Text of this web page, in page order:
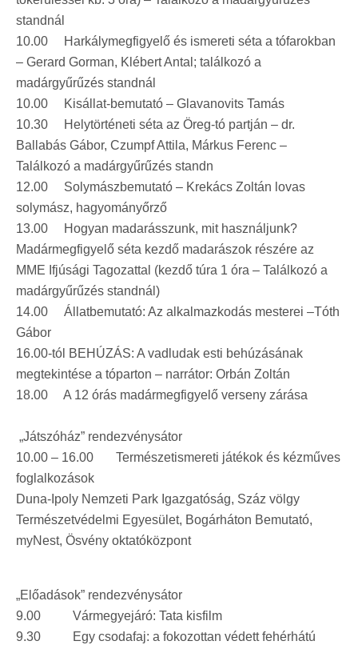
standnál
10.00 Harkálymegfigyelő és ismereti séta a tófarokban
– Gerard Gorman, Klébert Antal; találkozó a
madárgyűrűzés standnál
10.00 Kisállat-bemutató – Glavanovits Tamás
10.30 Helytörténeti séta az Öreg-tó partján – dr.
Ballabás Gábor, Czumpf Attila, Márkus Ferenc –
Találkozó a madárgyűrűzés standn
12.00 Solymászbemutató – Krekács Zoltán lovas
solymász, hagyományőrző
13.00 Hogyan madarásszunk, mit használjunk?
Madármegfigyelő séta kezdő madarászok részére az
MME Ifjúsági Tagozattal (kezdő túra 1 óra – Találkozó a
madárgyűrűzés standnál)
14.00 Állatbemutató: Az alkalmazkodás mesterei –Tóth
Gábor
16.00-tól BEHÚZÁS: A vadludak esti behúzásának
megtekintése a tóparton – narrátor: Orbán Zoltán
18.00 A 12 órás madármegfigyelő verseny zárása
„Játszóház” rendezvénysátor
10.00 – 16.00 Természetismereti játékok és kézműves
foglalkozások
Duna-Ipoly Nemzeti Park Igazgatóság, Száz völgy
Természetvédelmi Egyesület, Bogárháton Bemutató,
myNest, Ösvény oktatóközpont
„Előadások” rendezvénysátor
9.00 Vármegyejáró: Tata kisfilm
9.30 Egy csodafaj: a fokozottan védett fehérhátú